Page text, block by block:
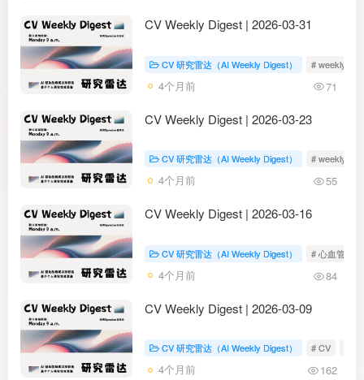
CV Weekly Digest | 2026-03-31
CV 研究雷达（AI Weekly Digest） # weekly
4个月前 71
CV Weekly Digest | 2026-03-23
CV 研究雷达（AI Weekly Digest） # weekly
4个月前 55
CV Weekly Digest | 2026-03-16
CV 研究雷达（AI Weekly Digest） # 心血管
4个月前 84
CV Weekly Digest | 2026-03-09
CV 研究雷达（AI Weekly Digest） # CV
4个月前 162